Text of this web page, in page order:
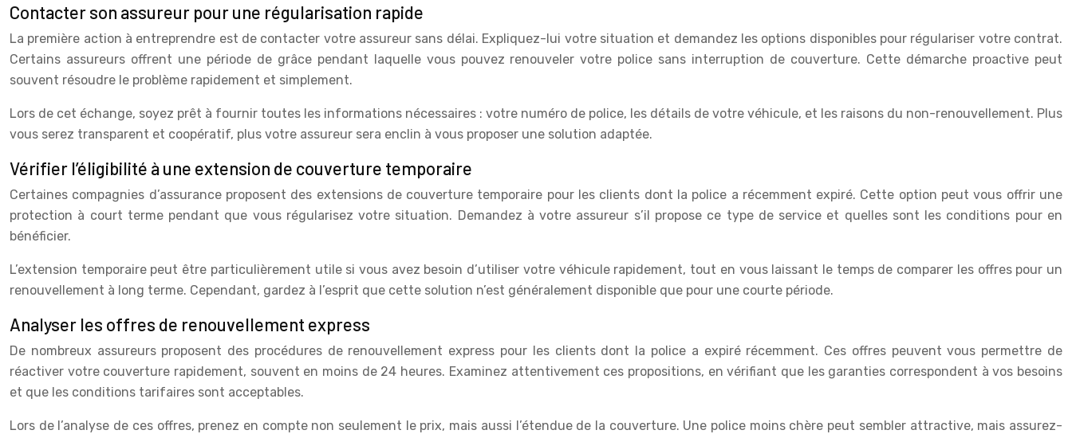
Contacter son assureur pour une régularisation rapide
La première action à entreprendre est de contacter votre assureur sans délai. Expliquez-lui votre situation et demandez les options disponibles pour régulariser votre contrat.
Certains assureurs offrent une période de grâce pendant laquelle vous pouvez renouveler votre police sans interruption de couverture. Cette démarche proactive peut
souvent résoudre le problème rapidement et simplement.
Lors de cet échange, soyez prêt à fournir toutes les informations nécessaires : votre numéro de police, les détails de votre véhicule, et les raisons du non-renouvellement. Plus
vous serez transparent et coopératif, plus votre assureur sera enclin à vous proposer une solution adaptée.
Vérifier l’éligibilité à une extension de couverture temporaire
Certaines compagnies d’assurance proposent des extensions de couverture temporaire pour les clients dont la police a récemment expiré. Cette option peut vous offrir une
protection à court terme pendant que vous régularisez votre situation. Demandez à votre assureur s’il propose ce type de service et quelles sont les conditions pour en
bénéficier.
L’extension temporaire peut être particulièrement utile si vous avez besoin d’utiliser votre véhicule rapidement, tout en vous laissant le temps de comparer les offres pour un
renouvellement à long terme. Cependant, gardez à l’esprit que cette solution n’est généralement disponible que pour une courte période.
Analyser les offres de renouvellement express
De nombreux assureurs proposent des procédures de renouvellement express pour les clients dont la police a expiré récemment. Ces offres peuvent vous permettre de
réactiver votre couverture rapidement, souvent en moins de 24 heures. Examinez attentivement ces propositions, en vérifiant que les garanties correspondent à vos besoins
et que les conditions tarifaires sont acceptables.
Lors de l’analyse de ces offres, prenez en compte non seulement le prix, mais aussi l’étendue de la couverture. Une police moins chère peut sembler attractive, mais assurez-